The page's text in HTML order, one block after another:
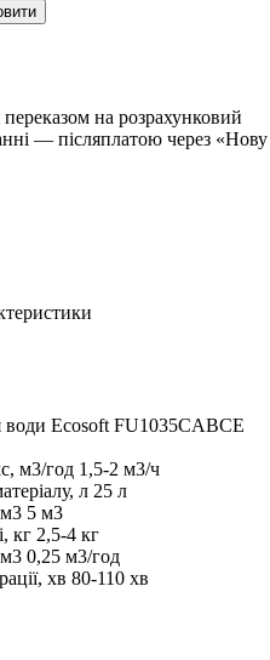
на розрахунковий
— післяплатою через «Нову
Ecosoft FU1035CABCE
м3/год 1,5-2 м3/ч
л 25 л
5 м3
кг 2,5-4 кг
0,25 м3/год
хв 80-110 хв